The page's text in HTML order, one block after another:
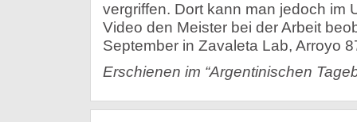
vergriffen. Dort kann man jedoch im
Video den Meister bei der Arbeit
September in Zavaleta Lab, Arroyo
Erschienen im “Argentinischen